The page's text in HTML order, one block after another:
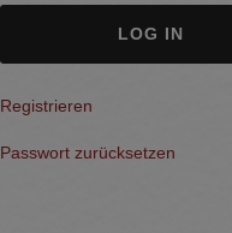
A
t
Registrieren
Passwort zurücksetzen